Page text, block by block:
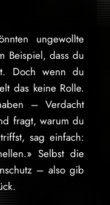
ungewollte
Beispiel, dass du
Doch wenn du
das keine Rolle.
– Verdacht
fragt, warum du
sag einfach:
Selbst die
– also gib